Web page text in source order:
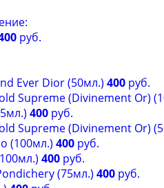
руб.
Ever Dior (50мл.) 400 руб.
Supreme (Divinement Or)
400 руб.
Supreme (Divinement Or)
(100мл.) 400 руб.
400 руб.
(75мл.) 400 руб.